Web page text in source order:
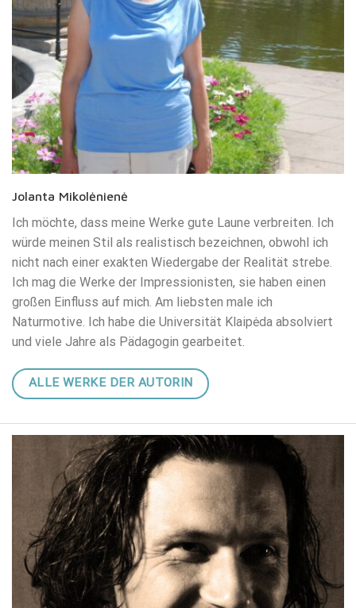
Jolanta Mikolėnienė
Ich möchte, dass meine Werke gute Laune verbreiten. Ich
würde meinen Stil als realistisch bezeichnen, obwohl ich
nicht nach einer exakten Wiedergabe der Realität strebe.
Ich mag die Werke der Impressionisten, sie haben einen
großen Einfluss auf mich. Am liebsten male ich
Naturmotive. Ich habe die Universität Klaipėda absolviert
und viele Jahre als Pädagogin gearbeitet.
ALLE WERKE DER AUTORIN